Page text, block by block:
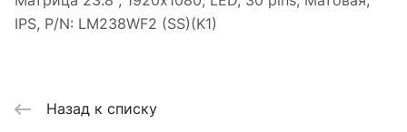
IPS, P/N: LM238WF2 (SS)(K1)
Назад к списку